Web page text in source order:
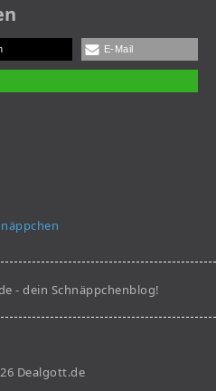
E-Mail
- dein Schnäppchenblog!
Dealgott.de